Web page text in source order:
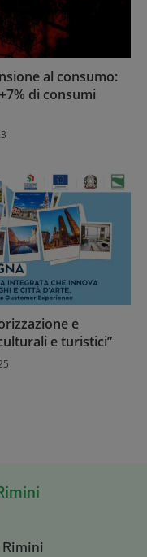
al consumo:
di consumi
e
e turistici”